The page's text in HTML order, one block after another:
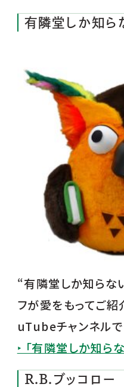
有隣堂しか知ら
“有隣堂しか知らな
フが愛をもってご
uTubeチャンネルで
‣ 「有隣堂しか知ら
R.B.ブッコロー